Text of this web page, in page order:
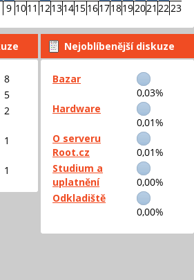
9 1011 12131415161718192021 22 23
8
5
2
1
1
Nejoblíbenější diskuze
Bazar
0,03%
Hardware
0,01%
O serveru
Root.cz
0,01%
Studium a
uplatnění
0,00%
Odkladiště
0,00%